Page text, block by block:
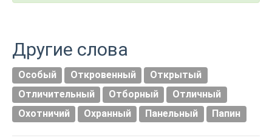
Другие слова
Особый Откровенный
Открытый
Отличительный
Отборный
Отличный
Охотничий
Охранный Панельный Папин